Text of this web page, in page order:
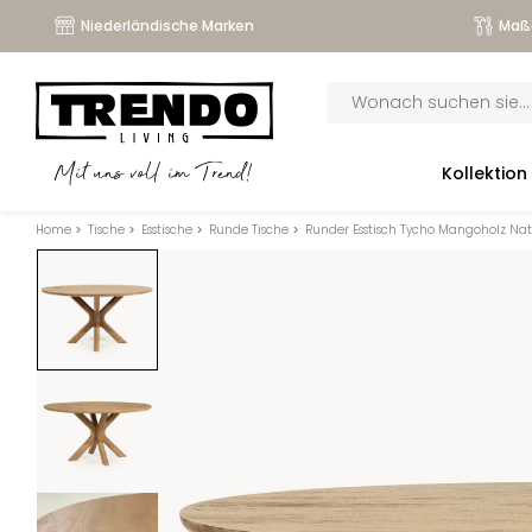
Niederländische Marken
Mit uns voll im Trend!
search
Kollektion
Home > Tische > Esstische > Runde Tische > Runder Esstisch Tycho Mangoholz